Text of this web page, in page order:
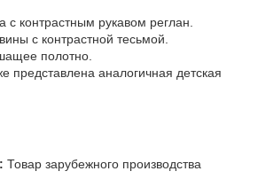
с контрастным рукавом реглан.
с контрастной тесьмой.
полотно.
представлена аналогичная детская
Товар зарубежного производства